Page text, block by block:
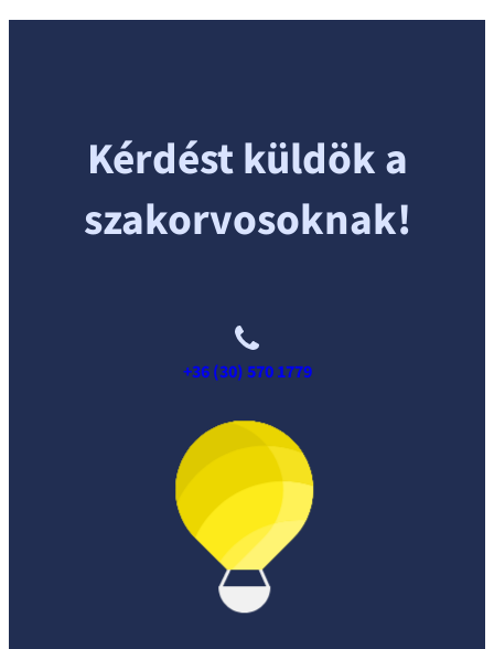
Kérdést küldök a
szakorvosoknak!
+36 (30) 570 1779